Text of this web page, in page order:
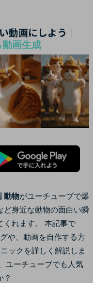
ログイン
動画にしよう｜
画生成
動物がユーチューブで爆
ど身近な動物の面白い瞬
くれます。 本記事で
や、動画を自作する方
ックを詳しく解説しま
ユーチューブでも人気
？